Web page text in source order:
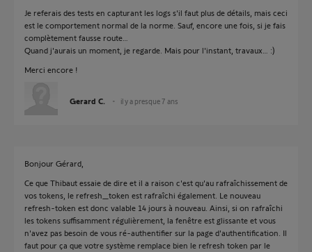
Je referais des tests en capturant les logs s'il faut plus de détails, mais ceci
est le comportement normal de la norme. Sauf, encore une fois, si je fais
complètement fausse route…
Quand j'aurais un moment, je regarde. Mais pour l'instant, travaux… :)
Merci encore !
Gerard C. il y a presque 7 ans
Bonjour Gérard,
Ce que Thibaut essaie de dire et il a raison c'est qu'au rafraîchissement de
vos tokens, le refresh_token est rafraîchi également. Le nouveau
refresh-token est donc valable 14 jours à nouveau. Ainsi, si on rafraîchi
les tokens suffisamment régulièrement, la fenêtre est glissante et vous
n'avez pas besoin de vous ré-authentifier sur la page d'authentification. Il
faut pour ça que votre système remplace bien le refresh token par le